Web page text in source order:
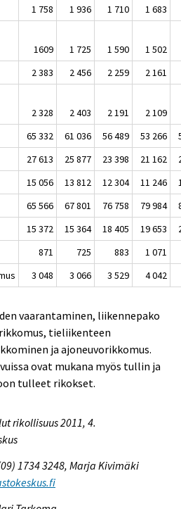
1 758 1 936 1 710
1 683
1609 1 725 1 590
1 502
2 383 2 456 2 259
2 161
2 328 2 403 2 191
2 109
65 332 61 036 56 489 53 266
27 613 25 877 23 398 21 162
15 056 13 812 12 304 11 246
65 566 67 801 76 758 79 984
15 372 15 364 18 405 19 653
871 725 883
1 071
3 048 3 066 3 529 4 042
vaarantaminen, liikennepako
tieliikenteen
ja ajoneuvorikkomus.
ovat mukana myös tullin ja
tulleet rikokset.
rikollisuus 2011, 4.
1734 3248, Marja Kivimäki